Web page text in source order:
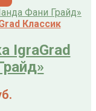
Классик
IgraGrad